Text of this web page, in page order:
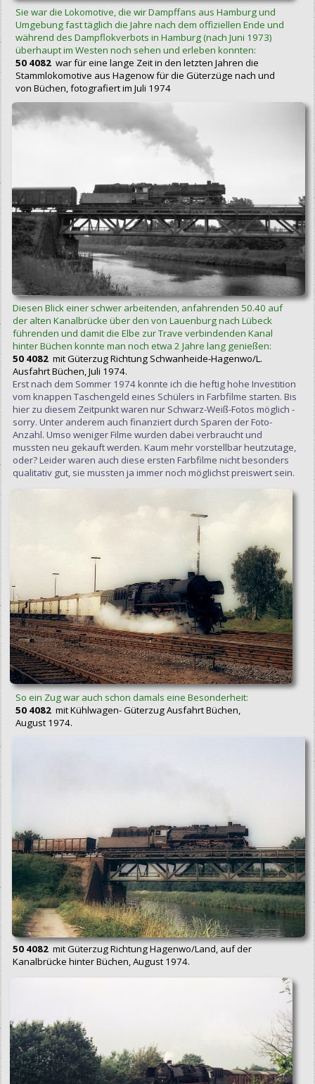
Sie war die Lokomotive, die wir Dampffans aus Hamburg und
Umgebung fast täglich die Jahre nach dem offiziellen Ende und
während des Dampflokverbots in Hamburg (nach Juni 1973)
überhaupt im Westen noch sehen und erleben konnten:
50 4082war für eine lange Zeit in den letzten Jahren die
Stammlokomotive aus Hagenow für die Güterzüge nach und
von Büchen, fotografiert im Juli 1974
Diesen Blick einer schwer arbeitenden, anfahrenden 50.40 auf
der alten Kanalbrücke über den von Lauenburg nach Lübeck
führenden und damit die Elbe zur Trave verbindenden Kanal
hinter Büchen konnte man noch etwa 2 Jahre lang genießen:
50 4082 mit Güterzug Richtung Schwanheide-Hagenwo/L.
Ausfahrt Büchen, Juli 1974.
Erst nach dem Sommer 1974 konnte ich die heftig hohe Investition
vom knappen Taschengeld eines Schülers in Farbfilme starten. Bis
hier zu diesem Zeitpunkt waren nur Schwarz-Weiß-Fotos möglich -
sorry. Unter anderem auch finanziert durch Sparen der Foto-
Anzahl. Umso weniger Filme wurden dabei verbraucht und
mussten neu gekauft werden. Kaum mehr vorstellbar heutzutage,
oder? Leider waren auch diese ersten Farbfilme nicht besonders
qualitativ gut, sie mussten ja immer noch möglichst preiswert sein.
So ein Zug war auch schon damals eine Besonderheit:
50 4082mit Kühlwagen- Güterzug Ausfahrt Büchen,
August 1974.
50 4082 mit Güterzug Richtung Hagenwo/Land, auf der
Kanalbrücke hinter Büchen, August 1974.